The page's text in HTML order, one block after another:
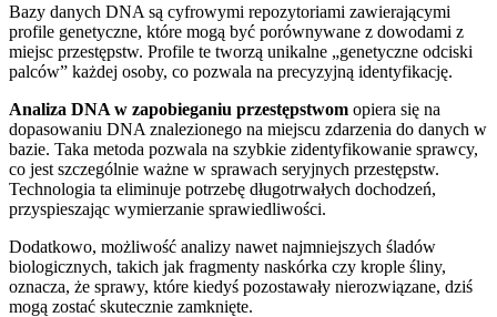
Bazy danych DNA są cyfrowymi repozytoriami zawierającymi
profile genetyczne, które mogą być porównywane z dowodami z
miejsc przestępstw. Profile te tworzą unikalne „genetyczne odciski
palców” każdej osoby, co pozwala na precyzyjną identyfikację.
Analiza DNA w zapobieganiu przestępstwom opiera się na
dopasowaniu DNA znalezionego na miejscu zdarzenia do danych w
bazie. Taka metoda pozwala na szybkie zidentyfikowanie sprawcy,
co jest szczególnie ważne w sprawach seryjnych przestępstw.
Technologia ta eliminuje potrzebę długotrwałych dochodzeń,
przyspieszając wymierzanie sprawiedliwości.
Dodatkowo, możliwość analizy nawet najmniejszych śladów
biologicznych, takich jak fragmenty naskórka czy krople śliny,
oznacza, że sprawy, które kiedyś pozostawały nierozwiązane, dziś
mogą zostać skutecznie zamknięte.